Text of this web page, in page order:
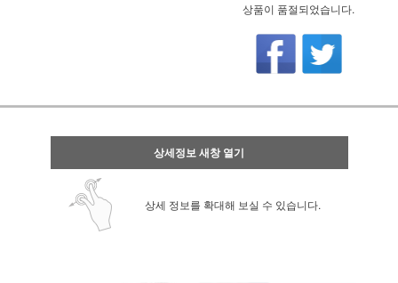
상품이 품절되었습니다.
상세정보 새창 열기
상세 정보를 확대해 보실 수 있습니다.